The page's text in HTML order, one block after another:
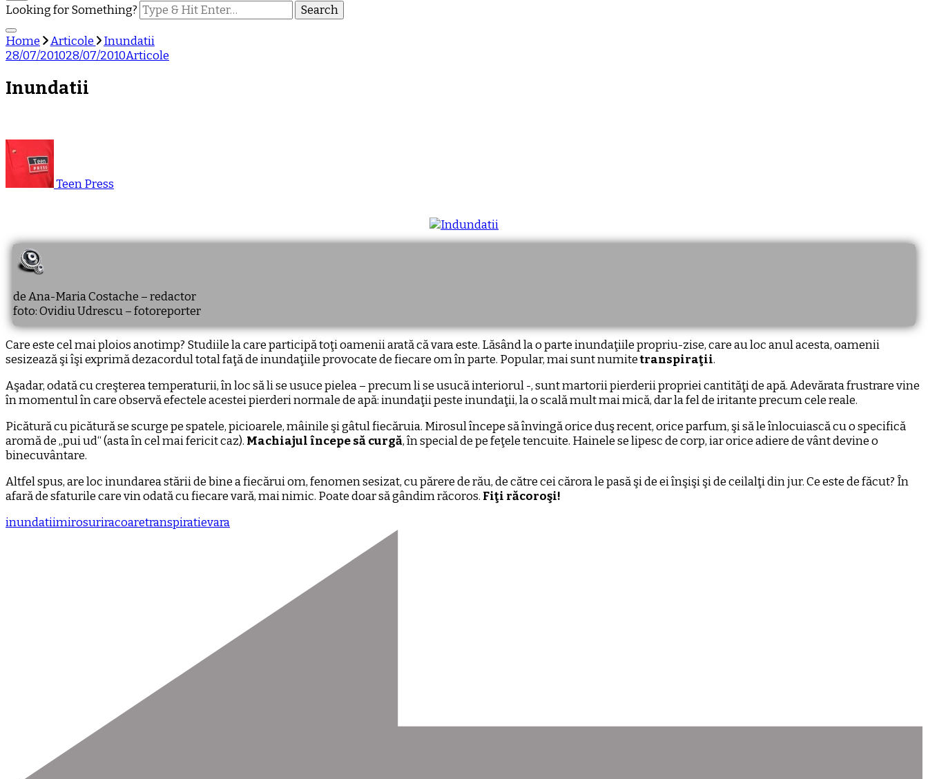
Looking for Something?
Home Articole
Inundatii
28/07/201028/07/2010Articole
Inundatii
Teen Press
de Ana-Maria Costache – redactor
foto: Ovidiu Udrescu – fotoreporter
Care este cel mai ploios anotimp? Studiile la care participă toţi oamenii arată că vara este. Lăsând la o parte inundaţiile propriu-zise, care au loc anul acesta, oamenii
sesizează şi îşi exprimă dezacordul total faţă de inundaţiile provocate de fiecare om în parte. Popular, mai sunt numitetranspiraţii.
Aşadar, odată cu creşterea temperaturii, în loc să li se usuce pielea – precum li se usucă interiorul -, sunt martorii pierderii propriei cantităţi de apă. Adevărata frustrare vine
în momentul în care observă efectele acestei pierderi normale de apă: inundaţii peste inundaţii, la o scală mult mai mică, dar la fel de iritante precum cele reale.
Picătură cu picătură se scurge pe spatele, picioarele, mâinile şi gâtul fiecăruia. Mirosul începe să învingă orice duş recent, orice parfum, şi să le înlocuiască cu o specifică
aromă de „pui ud“ (asta în cel mai fericit caz). Machiajul începe să curgă, în special de pe feţele tencuite. Hainele se lipesc de corp, iar orice adiere de vânt devine o
binecuvântare.
Altfel spus, are loc inundarea stării de bine a fiecărui om, fenomen sesizat, cu părere de rău, de către cei cărora le pasă şi de ei înşişi şi de ceilalţi din jur. Ce este de făcut? În
afară de sfaturile care vin odată cu fiecare vară, mai nimic. Poate doar să gândim răcoros. Fiţi răcoroşi!
inundatiimirosuriracoaretranspiratievara